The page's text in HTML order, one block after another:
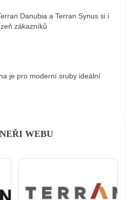
Danubia a Terran Synus si i
zákazníků
je pro moderní sruby ideální
WEBU